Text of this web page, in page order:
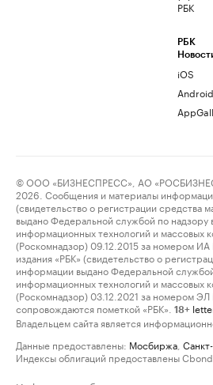
РБК
РБК
iOS
Android
© ООО «БИЗНЕСПРЕСС», АО
2026. Сообщения и материалы
(свидетельство о регистрации средства
выдано Федеральной службой по надзору
информационных технологий и массовых
(Роскомнадзор) 09.12.2015 за номером
издания «РБК» (свидетельство о
информации выдано Федеральной
информационных технологий и массовых
(Роскомнадзор) 03.12.2021 за номером
сопровождаются пометкой «РБК».
18+
Владельцем сайта является
Данные предоставлены: Мосбиржа
Индексы облигаций предоставлены